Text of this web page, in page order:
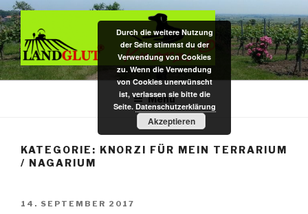
Zum
Inhalt
springen
DAS BIO KAUHOLZ AUS DER
Hundekauspielzeug / Zahnpflege- u. Kauholz / Dekoartikel f.
Nagarium u. Terrarium – das Original aus pfälzer Bio-Rebenholz
Menü
KATEGORIE: KNORZI FÜR MEIN TERRARIUM
/ NAGARIUM
VERÖFFENTLICHT
14. SEPTEMBER 2017
Durch die weitere Nutzung
der Seite stimmst du der
Verwendung von Cookies
zu. Wenn die Verwendung
von Cookies unerwünscht
ist, verlassen sie bitte die
Seite. Datenschutzerklärung
Akzeptieren